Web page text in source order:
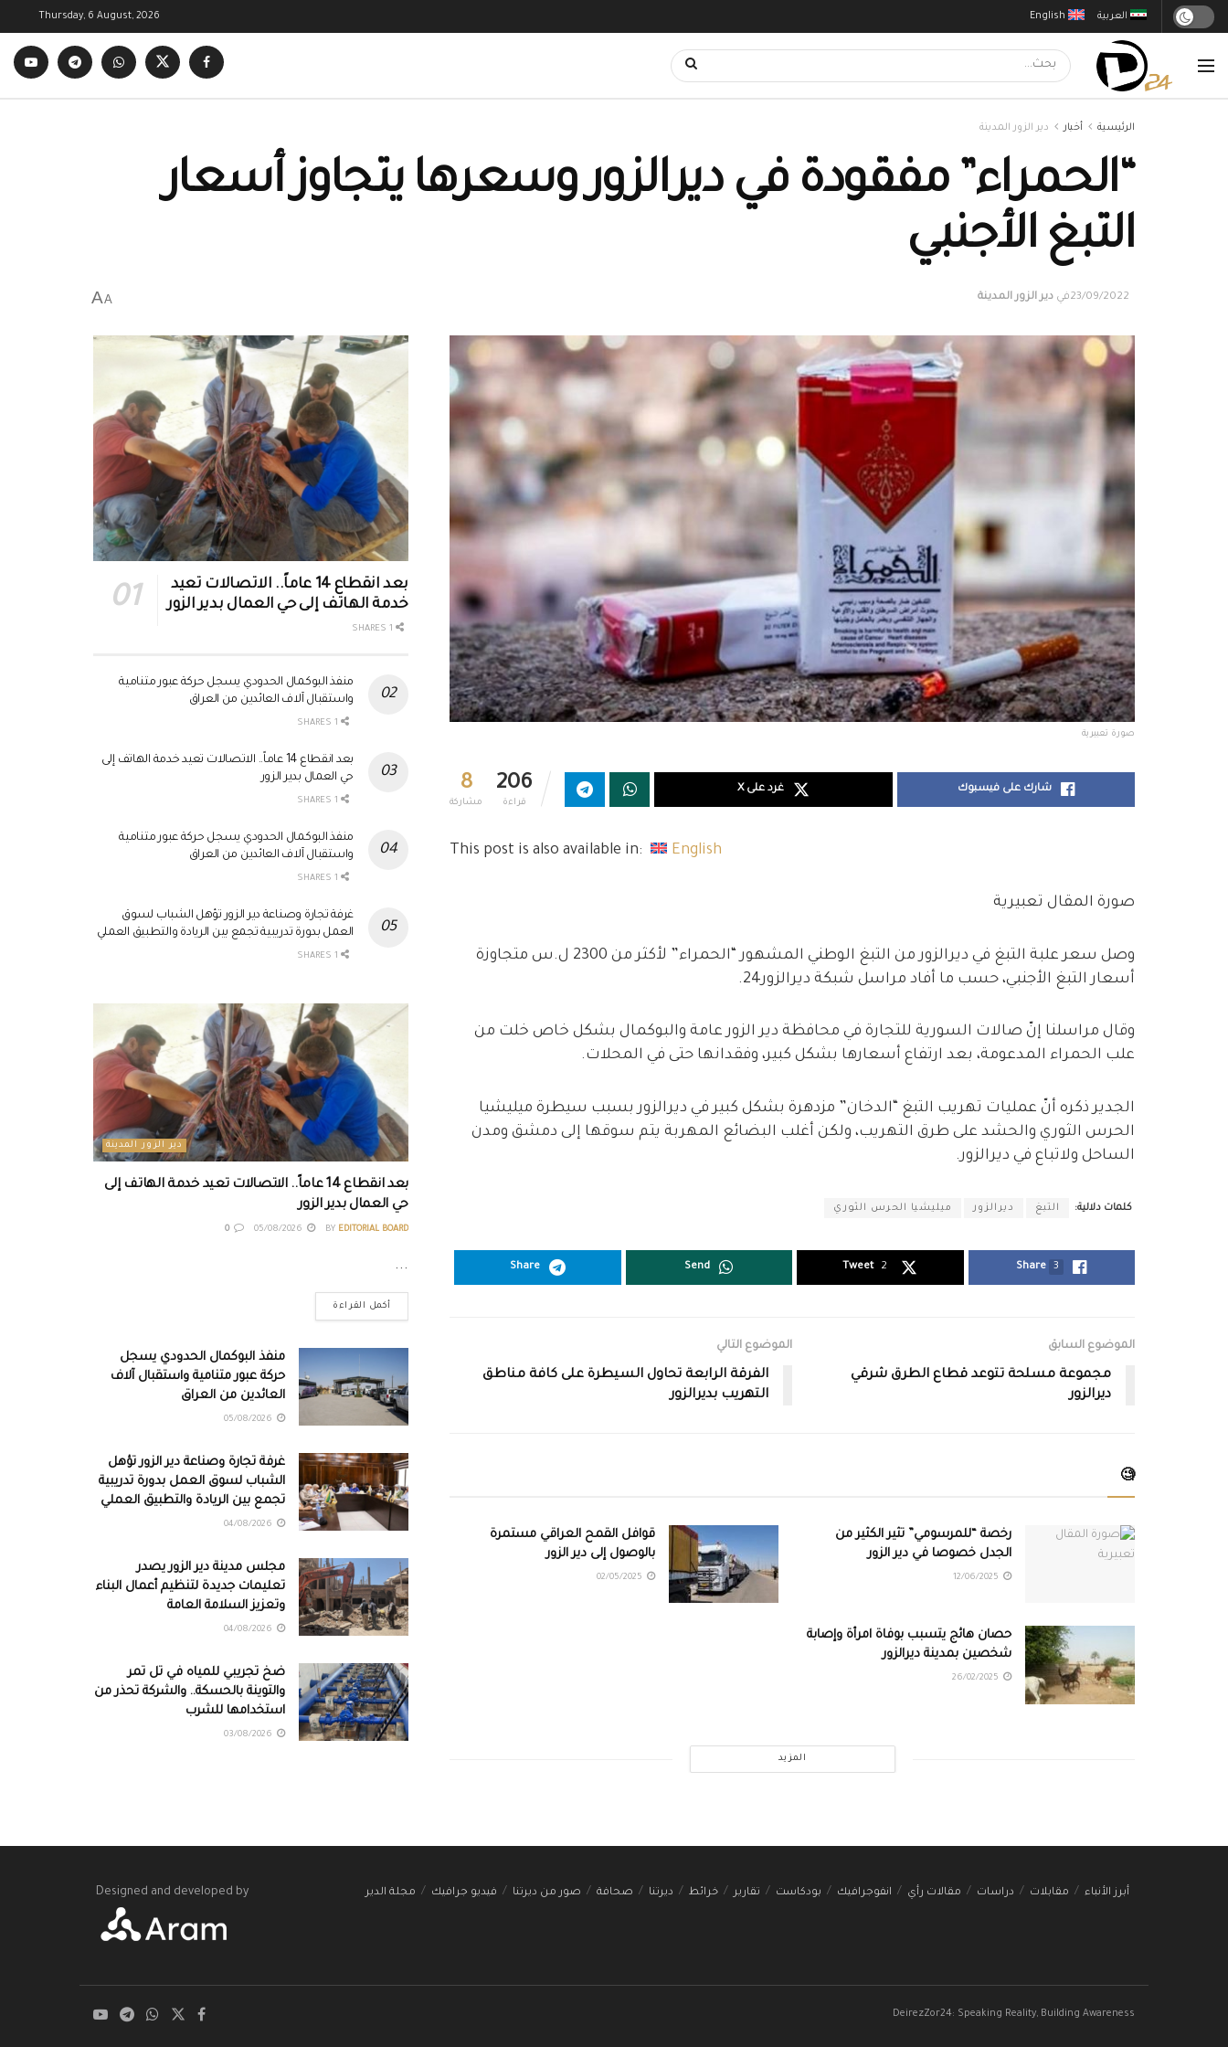
English العربية Thursday, 6 August, 2026
الرئيسية أخبار دير الزور المدينة
“الحمراء” مفقودة في ديرالزور وسعرها يتجاوز أسعار
التبغ الأجنبي
23/09/2022في دير الزور المدينة A
A
صورة تعبيرية
8
مشاركة
206
قراءة
شارك على فيسبوك غرد على X
This post is also available in: English
صورة المقال تعبيرية
وصل سعر علبة التبغ في ديرالزور من التبغ الوطني المشهور “الحمراء” لأكثر من 2300 ل.س متجاوزة
أسعار التبغ الأجنبي، حسب ما أفاد مراسل شبكة ديرالزور24.
وقال مراسلنا إنّ صالات السورية للتجارة في محافظة دير الزور عامة والبوكمال بشكل خاص خلت من
علب الحمراء المدعومة، بعد ارتفاع أسعارها بشكل كبير، وفقدانها حتى في المحلات.
الجدير ذكره أنّ عمليات تهريب التبغ “الدخان” مزدهرة بشكل كبير في ديرالزور بسبب سيطرة ميليشيا
الحرس الثوري والحشد على طرق التهريب، ولكن أغلب البضائع المهربة يتم سوقها إلى دمشق ومدن
الساحل ولاتباع في ديرالزور.
كلمات دلالية: التبغ ديرالزور ميليشيا الحرس الثوري
Share 3
Tweet 2
Send
Share
الموضوع السابق
مجموعة مسلحة تتوعد قطاع الطرق شرقي
ديرالزور
الموضوع التالي
الفرقة الرابعة تحاول السيطرة على كافة مناطق
التهريب بديرالزور
🧐
رخصة “للمرسومي” تثير الكثير من
الجدل خصوصا في دير الزور
قوافل القمح العراقي مستمرة
بالوصول إلى دير الزور
حصان هائج يتسبب بوفاة امرأة وإصابة
شخصين بمدينة ديرالزور
المزيد
بعد انقطاع 14 عاماً.. الاتصالات تعيد
خدمة الهاتف إلى حي العمال بدير الزور
منفذ البوكمال الحدودي يسجل حركة عبور متنامية
واستقبال آلاف العائدين من العراق
بعد انقطاع 14 عاماً.. الاتصالات تعيد خدمة الهاتف إلى
حي العمال بدير الزور
منفذ البوكمال الحدودي يسجل حركة عبور متنامية
واستقبال آلاف العائدين من العراق
غرفة تجارة وصناعة دير الزور تؤهل الشباب لسوق
العمل بدورة تدريبية تجمع بين الريادة والتطبيق العملي
دير الزور المدينة
بعد انقطاع 14 عاماً.. الاتصالات تعيد خدمة الهاتف إلى
حي العمال بدير الزور
BY EDITORIAL BOARD
0
...
أكمل القراءة
منفذ البوكمال الحدودي يسجل
حركة عبور متنامية واستقبال آلاف
العائدين من العراق
غرفة تجارة وصناعة دير الزور تؤهل
الشباب لسوق العمل بدورة تدريبية
تجمع بين الريادة والتطبيق العملي
مجلس مدينة دير الزور يصدر
تعليمات جديدة لتنظيم أعمال البناء
وتعزيز السلامة العامة
ضخ تجريبي للمياه في تل تمر
والتوينة بالحسكة.. والشركة تحذر من
استخدامها للشرب
أبرز الأنباء مقابلات دراسات مقالات رأي انفوجرافيك بودكاست تقارير خرائط ديرتنا صحافة صور من ديرتنا فيديو جرافيك مجلة الدير Designed and developed by
DeirezZor24: Speaking Reality, Building Awareness